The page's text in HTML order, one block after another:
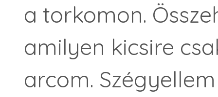
a torkomon.
amilyen kicsire
arcom.